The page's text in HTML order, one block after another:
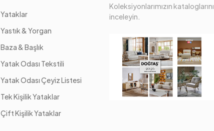
Yataklar
Yastık & Yorgan
Baza & Başlık
Yatak Odası Tekstili
Yatak Odası Çeyiz Listesi
Tek Kişilik Yataklar
Çift Kişilik Yataklar
Koleksiyonlarımızın kataloglarını
inceleyin.